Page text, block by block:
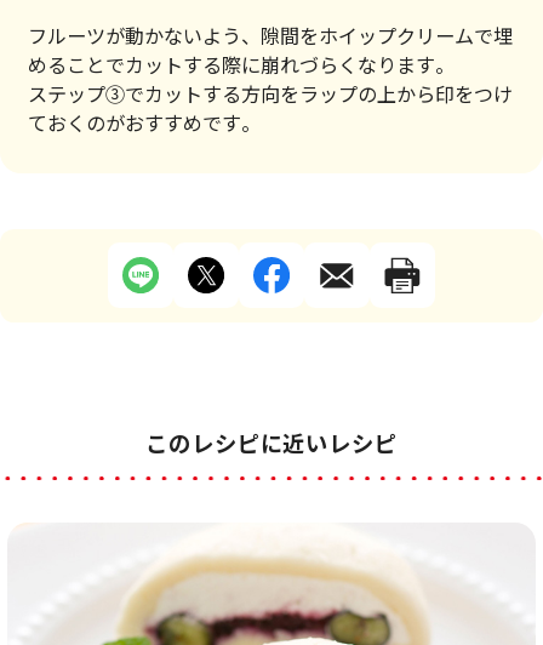
フルーツが動かないよう、隙間をホイップクリームで埋
めることでカットする際に崩れづらくなります。
ステップ③でカットする方向をラップの上から印をつけ
ておくのがおすすめです。
このレシピに近いレシピ